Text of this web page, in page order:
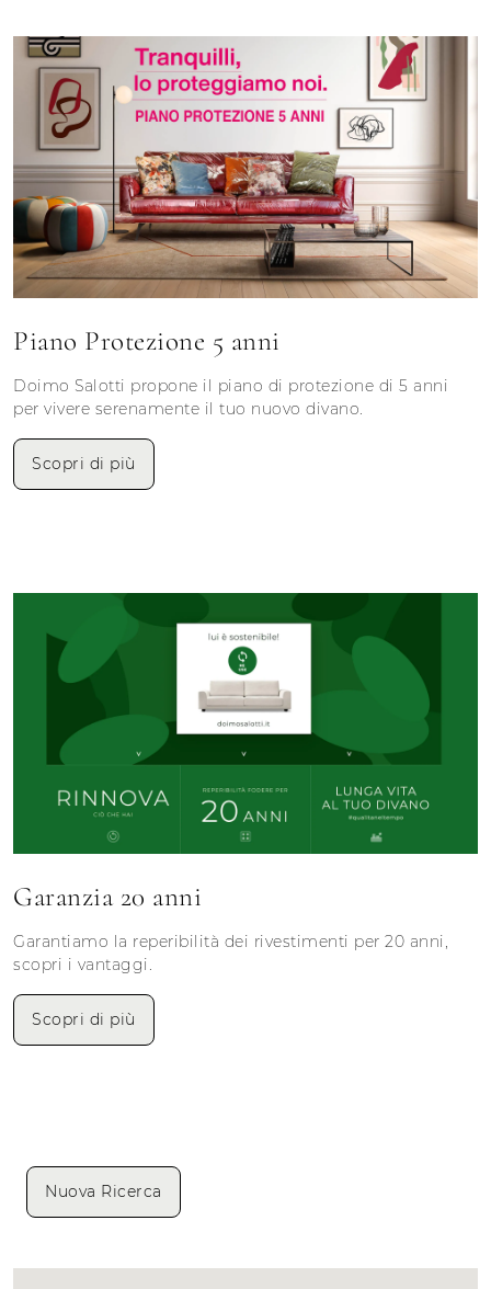
Piano Protezione 5 anni
Doimo Salotti propone il piano di protezione di 5 anni
per vivere serenamente il tuo nuovo divano.
Scopri di più
Garanzia 20 anni
Garantiamo la reperibilità dei rivestimenti per 20 anni,
scopri i vantaggi.
Scopri di più
Nuova Ricerca